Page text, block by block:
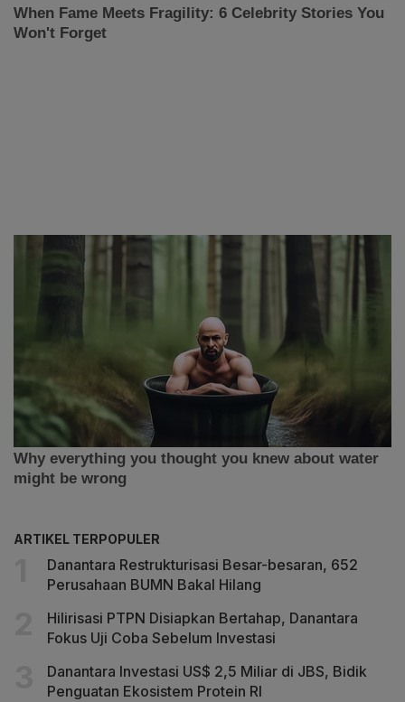
ARTIKEL TERPOPULER
Danantara Restrukturisasi Besar-besaran, 652
Perusahaan BUMN Bakal Hilang
Hilirisasi PTPN Disiapkan Bertahap, Danantara
Fokus Uji Coba Sebelum Investasi
Danantara Investasi US$ 2,5 Miliar di JBS, Bidik
Penguatan Ekosistem Protein RI